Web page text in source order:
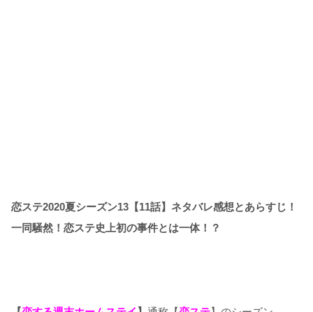
恋ステ2020夏シーズン13【11話】ネタバレ感想とあらすじ！
一同騒然！恋ステ史上初の事件とは一体！？